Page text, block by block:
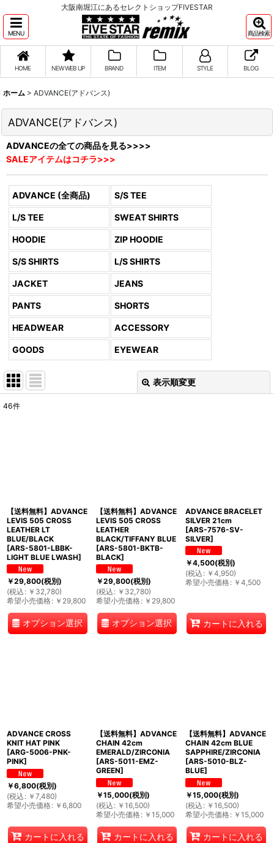
大阪南堀江にあるセレクトショップFIVESTAR
MENU 商品検索
HOME NEW WEB UP BRAND ITEM STYLE BLOG
ホーム > ADVANCE(アドバンス)
ADVANCE(アドバンス)
ADVANCEの全ての商品を見る>>>>
SALEアイテムはコチラ>>>
ADVANCE (全商品) S/S TEE
L/S TEE SWEAT SHIRTS
HOODIE ZIP HOODIE
S/S SHIRTS L/S SHIRTS
JACKET JEANS
PANTS SHORTS
HEADWEAR ACCESSORY
GOODS EYEWEAR
表示順変更
46件
【送料無料】ADVANCE
LEVIS 505 CROSS
LEATHER LT
BLUE/BLACK
[ARS-5801-LBBK-
LIGHT BLUE LWASH]
￥29,800(税別)
(税込 : ￥ 32,780)
希望小売価格: ￥ 29,800
オプション選択
【送料無料】ADVANCE
LEVIS 505 CROSS
LEATHER
BLACK/TIFFANY BLUE
[ARS-5801-BKTB-
BLACK]
￥29,800(税別)
(税込 : ￥ 32,780)
希望小売価格: ￥ 29,800
オプション選択
ADVANCE BRACELET
SILVER 21cm
[ARS-7576-SV-
SILVER]
￥4,500(税別)
(税込 : ￥ 4,950)
希望小売価格: ￥ 4,500
カートに入れる
ADVANCE CROSS
KNIT HAT PINK
[ARG-5006-PNK-
PINK]
￥6,800(税別)
(税込 : ￥ 7,480)
希望小売価格: ￥ 6,800
カートに入れる
【送料無料】ADVANCE
CHAIN 42cm
EMERALD/ZIRCONIA
[ARS-5011-EMZ-
GREEN]
￥15,000(税別)
(税込 : ￥ 16,500)
希望小売価格: ￥ 15,000
カートに入れる
【送料無料】ADVANCE
CHAIN 42cm BLUE
SAPPHIRE/ZIRCONIA
[ARS-5010-BLZ-
BLUE]
￥15,000(税別)
(税込 : ￥ 16,500)
希望小売価格: ￥ 15,000
カートに入れる